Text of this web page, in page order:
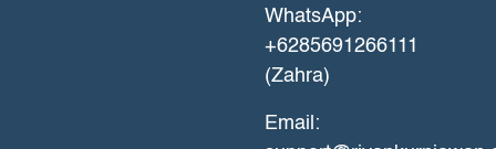
WhatsApp:
+6285691266111
(Zahra)
Email: